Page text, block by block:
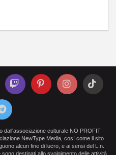
dall'associazione culturale NO PROFIT
NewType Media, così come il sito
alcun fine di lucro, e ai sensi del L.n.
destinati allo svolgimento delle attività